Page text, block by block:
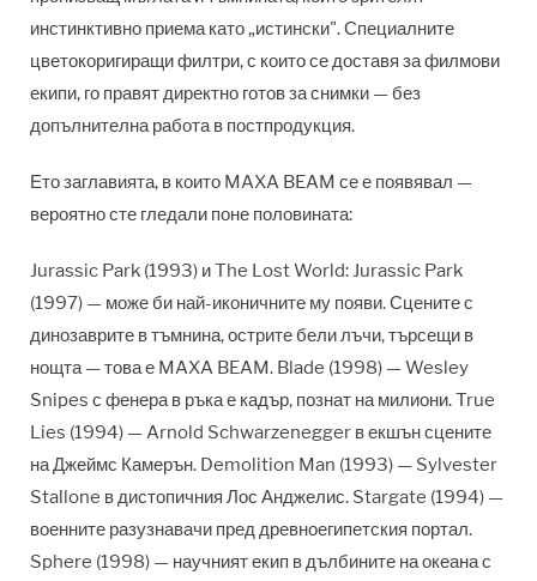
инстинктивно приема като „истински". Специалните
цветокоригиращи филтри, с които се доставя за филмови
екипи, го правят директно готов за снимки — без
допълнителна работа в постпродукция.
Ето заглавията, в които MAXA BEAM се е появявал —
вероятно сте гледали поне половината:
Jurassic Park (1993) и The Lost World: Jurassic Park
(1997) — може би най-иконичните му появи. Сцените с
динозаврите в тъмнина, острите бели лъчи, търсещи в
нощта — това е MAXA BEAM. Blade (1998) — Wesley
Snipes с фенера в ръка е кадър, познат на милиони. True
Lies (1994) — Arnold Schwarzenegger в екшън сцените
на Джеймс Камерън. Demolition Man (1993) — Sylvester
Stallone в дистопичния Лос Анджелис. Stargate (1994) —
военните разузнавачи пред древноегипетския портал.
Sphere (1998) — научният екип в дълбините на океана с